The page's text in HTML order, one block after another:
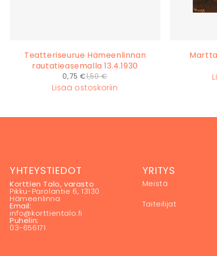
Teatteriseurue Hämeenlinnan
rautatieasemalla 13.4.1930
1,50€
0,75€
Lisää ostoskoriin
YHTEYSTIEDOT
Korttien Talo, varasto
Pikku-Parolantie 6, 13130
Hämeenlinna
Email:
info@korttientalo.fi
Puhelin:
03-656171
YRITYS
Meistä
Taiteilijat